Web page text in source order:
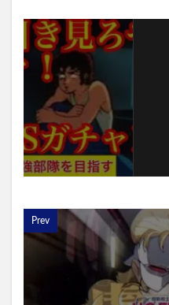
Prev